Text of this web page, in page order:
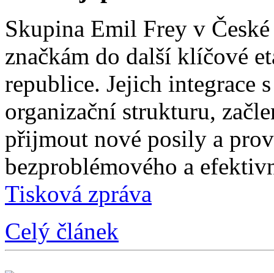
Skupina Emil Frey v
značkám do další klíčové
republice. Jejich integrace
organizační strukturu,
přijmout nové posily a
bezproblémového a
Tisková zpráva
Celý článek